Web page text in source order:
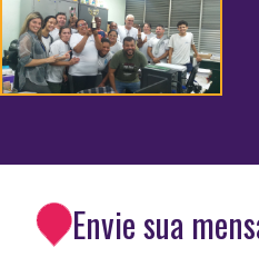
Envie sua